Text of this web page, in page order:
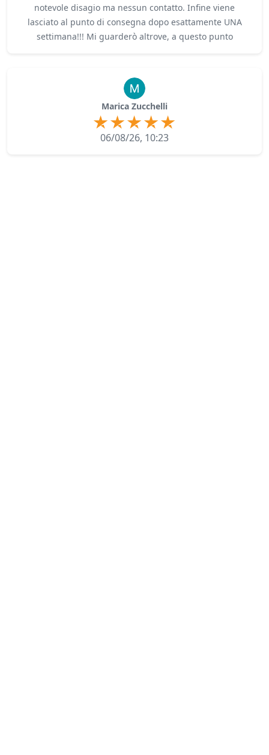
notevole disagio ma nessun contatto. Infine viene
lasciato al punto di consegna dopo esattamente UNA
settimana!!! Mi guarderò altrove, a questo punto
Marica Zucchelli
06/08/26, 10:23